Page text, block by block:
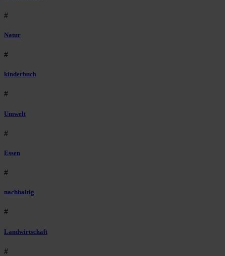
#
Natur
#
kinderbuch
#
Umwelt
#
Essen
#
nachhaltig
#
Landwirtschaft
#